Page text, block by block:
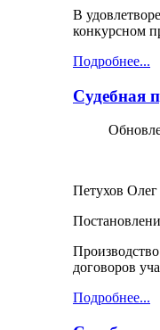
В
конкурсном
Подробнее...
Судебная
Петухов Олег
договоров
Подробнее...